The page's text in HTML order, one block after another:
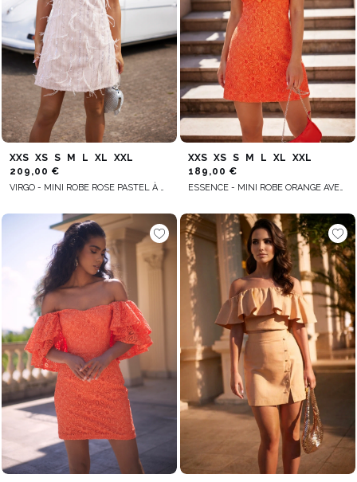
XXS XS S M L XL
XXL
209,00 €
VIRGO - MINI ROBE ROSE PASTEL À BRETELLES RÉGLABLES, ENCOLURE RECTANGULAIRE, DOUBLE ÉPAISSEUR AVEC BRODERIE DE PAILLETTES ET PLUMES
XXS XS S M L XL
XXL
189,00 €
ESSENCE - MINI ROBE ORANGE AVEC DÉCOLLETÉ EN CŒUR, ROSE AMOVIBLE ET BRETELLES RÉGLABLES